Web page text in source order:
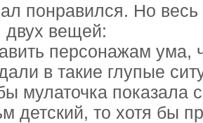
понравился. Но весь
вещей:
персонажам ума,
в такие глупые
мулаточка показала
детский, то хотя бы